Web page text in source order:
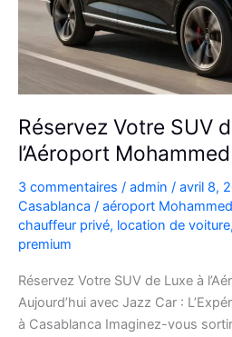
plans
Réservez Votre SUV
l’Aéroport
3 commentaires / admin / avril 8,
Casablanca / aéroport
chauffeur privé, location de voiture,
premium
Réservez Votre SUV de Luxe à
Aujourd’hui avec Jazz Car :
à Casablanca Imaginez-vous sortir